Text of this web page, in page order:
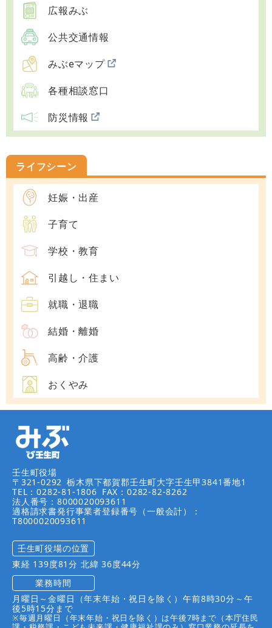
広報みぶ
公共交通情報
みぶeマップ
各種相談窓口
防災情報
ライフシーン
妊娠・出産
子育て
学校・教育
引越し・住まい
就職・退職
結婚・離婚
高齢・介護
おくやみ
壬生町役場
〒321-0292 栃木県下都賀郡壬生町大字壬生甲3841番地1
TEL：0282-81-1806 FAX：0282-82-8262
法人番号：8000020093611
適格請求書発行事業者登録番号（一般会計）：
T8000020093611
壬生町役場の位置
東経 139度81分 北緯 36度44分
業務時間
月曜日～金曜日（年末年始・祝日を除く）午前8時30分～午
後5時15分まで
※毎週月曜日（年末年始・祝日を除く）は午後7時まで（本庁住民